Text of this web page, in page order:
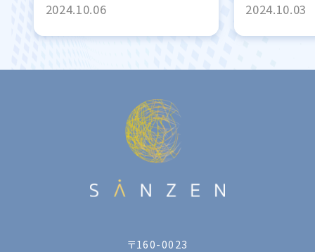
2024.10.06
2024.10.03
〒160-0023